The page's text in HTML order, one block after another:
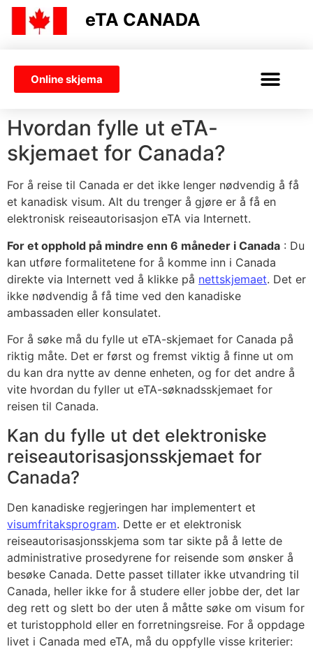
eTA CANADA
Online skjema
Hvordan fylle ut eTA-
skjemaet for Canada?
For å reise til Canada er det ikke lenger nødvendig å få
et kanadisk visum. Alt du trenger å gjøre er å få en
elektronisk reiseautorisasjon eTA via Internett.
For et opphold på mindre enn 6 måneder i Canada : Du
kan utføre formalitetene for å komme inn i Canada
direkte via Internett ved å klikke på nettskjemaet. Det er
ikke nødvendig å få time ved den kanadiske
ambassaden eller konsulatet.
For å søke må du fylle ut eTA-skjemaet for Canada på
riktig måte. Det er først og fremst viktig å finne ut om
du kan dra nytte av denne enheten, og for det andre å
vite hvordan du fyller ut eTA-søknadsskjemaet for
reisen til Canada.
Kan du fylle ut det elektroniske
reiseautorisasjonsskjemaet for
Canada?
Den kanadiske regjeringen har implementert et
visumfritaksprogram. Dette er et elektronisk
reiseautorisasjonsskjema som tar sikte på å lette de
administrative prosedyrene for reisende som ønsker å
besøke Canada. Dette passet tillater ikke utvandring til
Canada, heller ikke for å studere eller jobbe der, det lar
deg rett og slett bo der uten å måtte søke om visum for
et turistopphold eller en forretningsreise. For å oppdage
livet i Canada med eTA, må du oppfylle visse kriterier: